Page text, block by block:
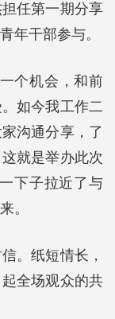
任第一期分享
年干部参与。
个机会，和前
如今我工作二
沟通分享，了
就是举办此次
下子拉近了与
。
。纸短情长，
全场观众的共